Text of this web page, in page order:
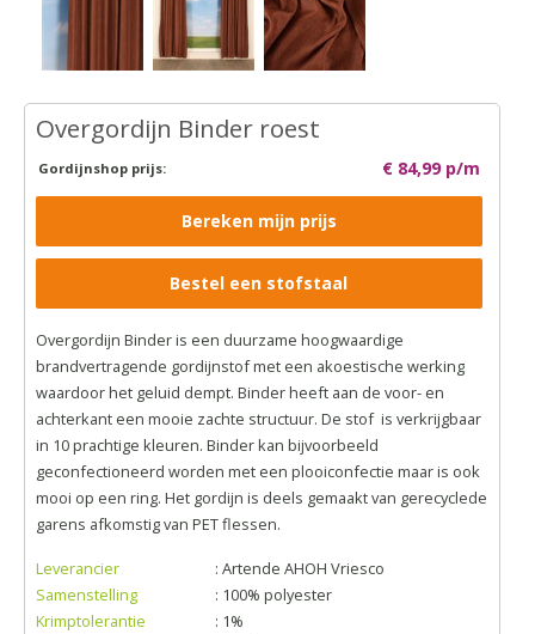
Overgordijn Binder roest
Gordijnshop prijs: € 84,99 p/m
Bereken mijn prijs
Bestel een stofstaal
Overgordijn Binder is een duurzame hoogwaardige
brandvertragende gordijnstof met een akoestische werking
waardoor het geluid dempt. Binder heeft aan de voor- en
achterkant een mooie zachte structuur. De stof is verkrijgbaar
in 10 prachtige kleuren. Binder kan bijvoorbeeld
geconfectioneerd worden met een plooiconfectie maar is ook
mooi op een ring. Het gordijn is deels gemaakt van gerecyclede
garens afkomstig van PET flessen.
Leverancier
: Artende AHOH Vriesco
Samenstelling
: 100% polyester
Krimptolerantie
: 1%